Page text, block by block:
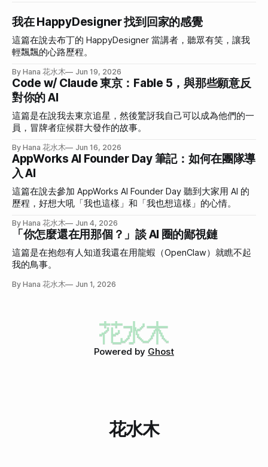
我在 HappyDesigner 找到回家的感覺
這篇在說去布丁的 HappyDesigner 當講者，聽眾有笑，讓我
輕飄飄的心路歷程。
By Hana 花水木 Jun 19, 2026
Code w/ Claude 東京：Fable 5，與那些願意反
對你的 AI
這篇是在說我去東京追星，然後驚訝我自己可以成為他們的一
員，冒牌者症候群大發作的故事。
By Hana 花水木 Jun 16, 2026
AppWorks AI Founder Day 筆記：如何在團隊導
入 AI
這篇在說去參加 AppWorks AI Founder Day 聽到大家用 AI 的
歷程，好想大吼「我也這樣」和「我也想這樣」的心情。
By Hana 花水木 Jun 4, 2026
「你怎麼還在用那個？」談 AI 圈的鄙視鏈
這篇是在抱怨有人知道我還在用龍蝦（OpenClaw）就瞧不起
我的鳥事。
By Hana 花水木 Jun 1, 2026
Powered by Ghost
花水木